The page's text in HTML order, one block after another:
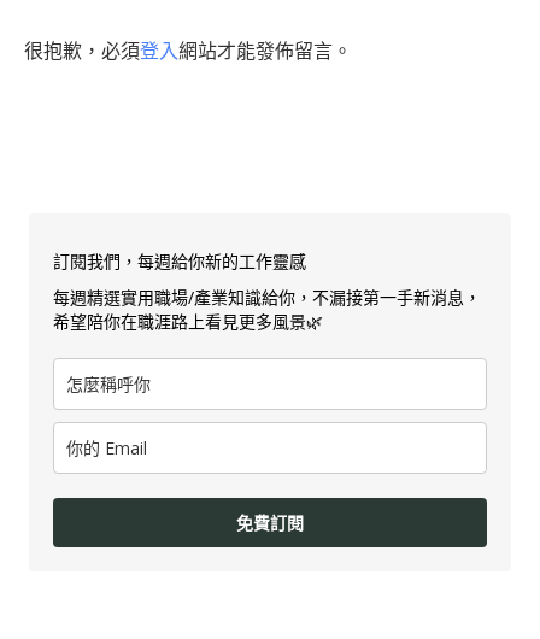
很抱歉，必須登入網站才能發佈留言。
訂閱我們，每週給你新的工作靈感
每週精選實用職場/產業知識給你，不漏接第一手新消息，
希望陪你在職涯路上看見更多風景🌿
免費訂閱